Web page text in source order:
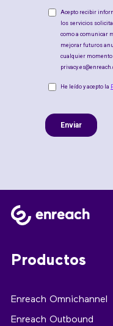
Productos
Enreach Omnichannel
Enreach Outbound